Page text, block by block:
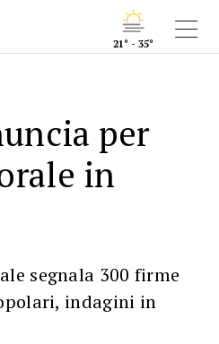
21° - 35°
per
in
segnala 300 firme
indagini in